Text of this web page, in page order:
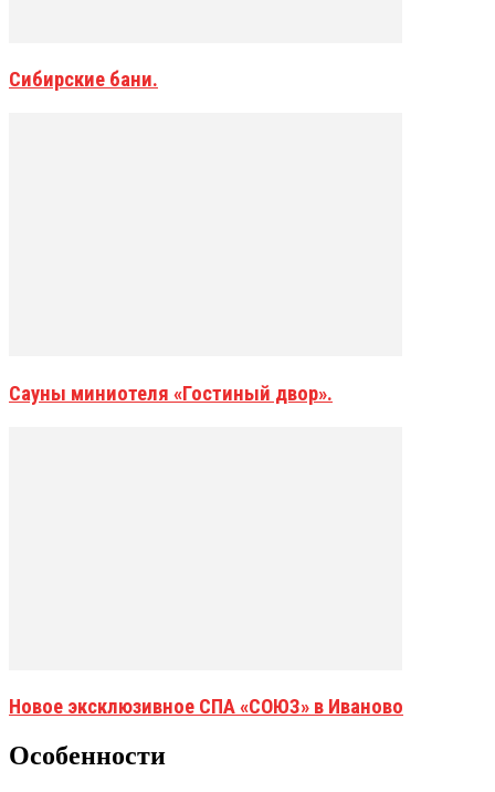
Сибирские бани.
Сауны миниотеля «Гостиный двор».
Новое эксклюзивное СПА «СОЮЗ» в Иваново
Особенности